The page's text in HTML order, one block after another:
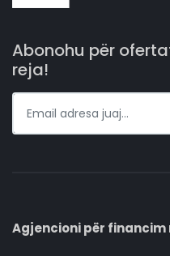
Abonohu për
reja!
Agjencioni për financim